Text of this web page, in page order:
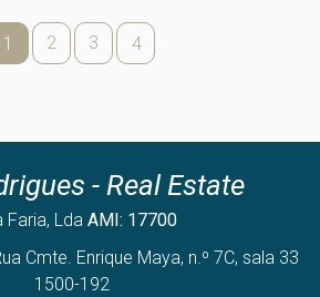
1 2 3 4
- Real Estate
Faria, Lda AMI: 17700
Cmte. Enrique Maya, n.º 7C, sala 33
1500-192